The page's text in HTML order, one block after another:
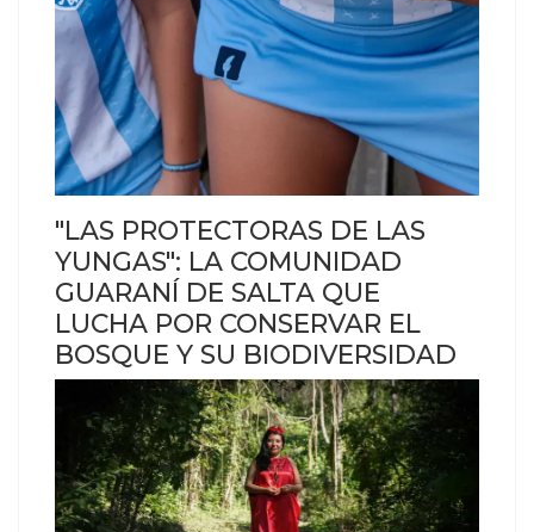
"LAS PROTECTORAS DE LAS
YUNGAS": LA COMUNIDAD
GUARANÍ DE SALTA QUE
LUCHA POR CONSERVAR EL
BOSQUE Y SU BIODIVERSIDAD